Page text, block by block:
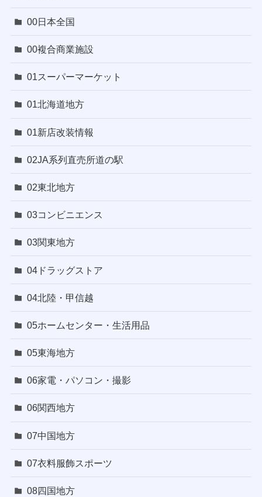
00日本全国
00複合商業施設
01スーパーマーケット
01北海道地方
01新店改装情報
02JA系列直売所道の駅
02東北地方
03コンビニエンス
03関東地方
04ドラッグストア
04北陸・甲信越
05ホームセンター・生活用品
05東海地方
06家電・パソコン・撮影
06関西地方
07中国地方
07衣料服飾スポーツ
08四国地方